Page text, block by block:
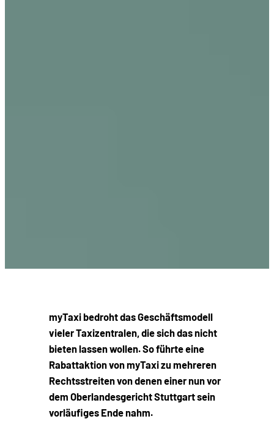
myTaxi bedroht das Geschäftsmodell
vieler Taxizentralen, die sich das nicht
bieten lassen wollen. So führte eine
Rabattaktion von myTaxi zu mehreren
Rechtsstreiten von denen einer nun vor
dem Oberlandesgericht Stuttgart sein
vorläufiges Ende nahm.